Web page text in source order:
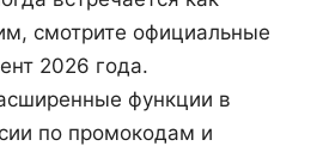
смотрите официальные
2026 года.
функции в
по промокодам и